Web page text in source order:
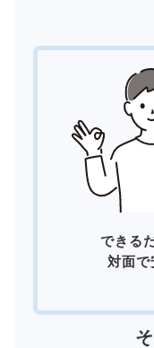
できる
対面で